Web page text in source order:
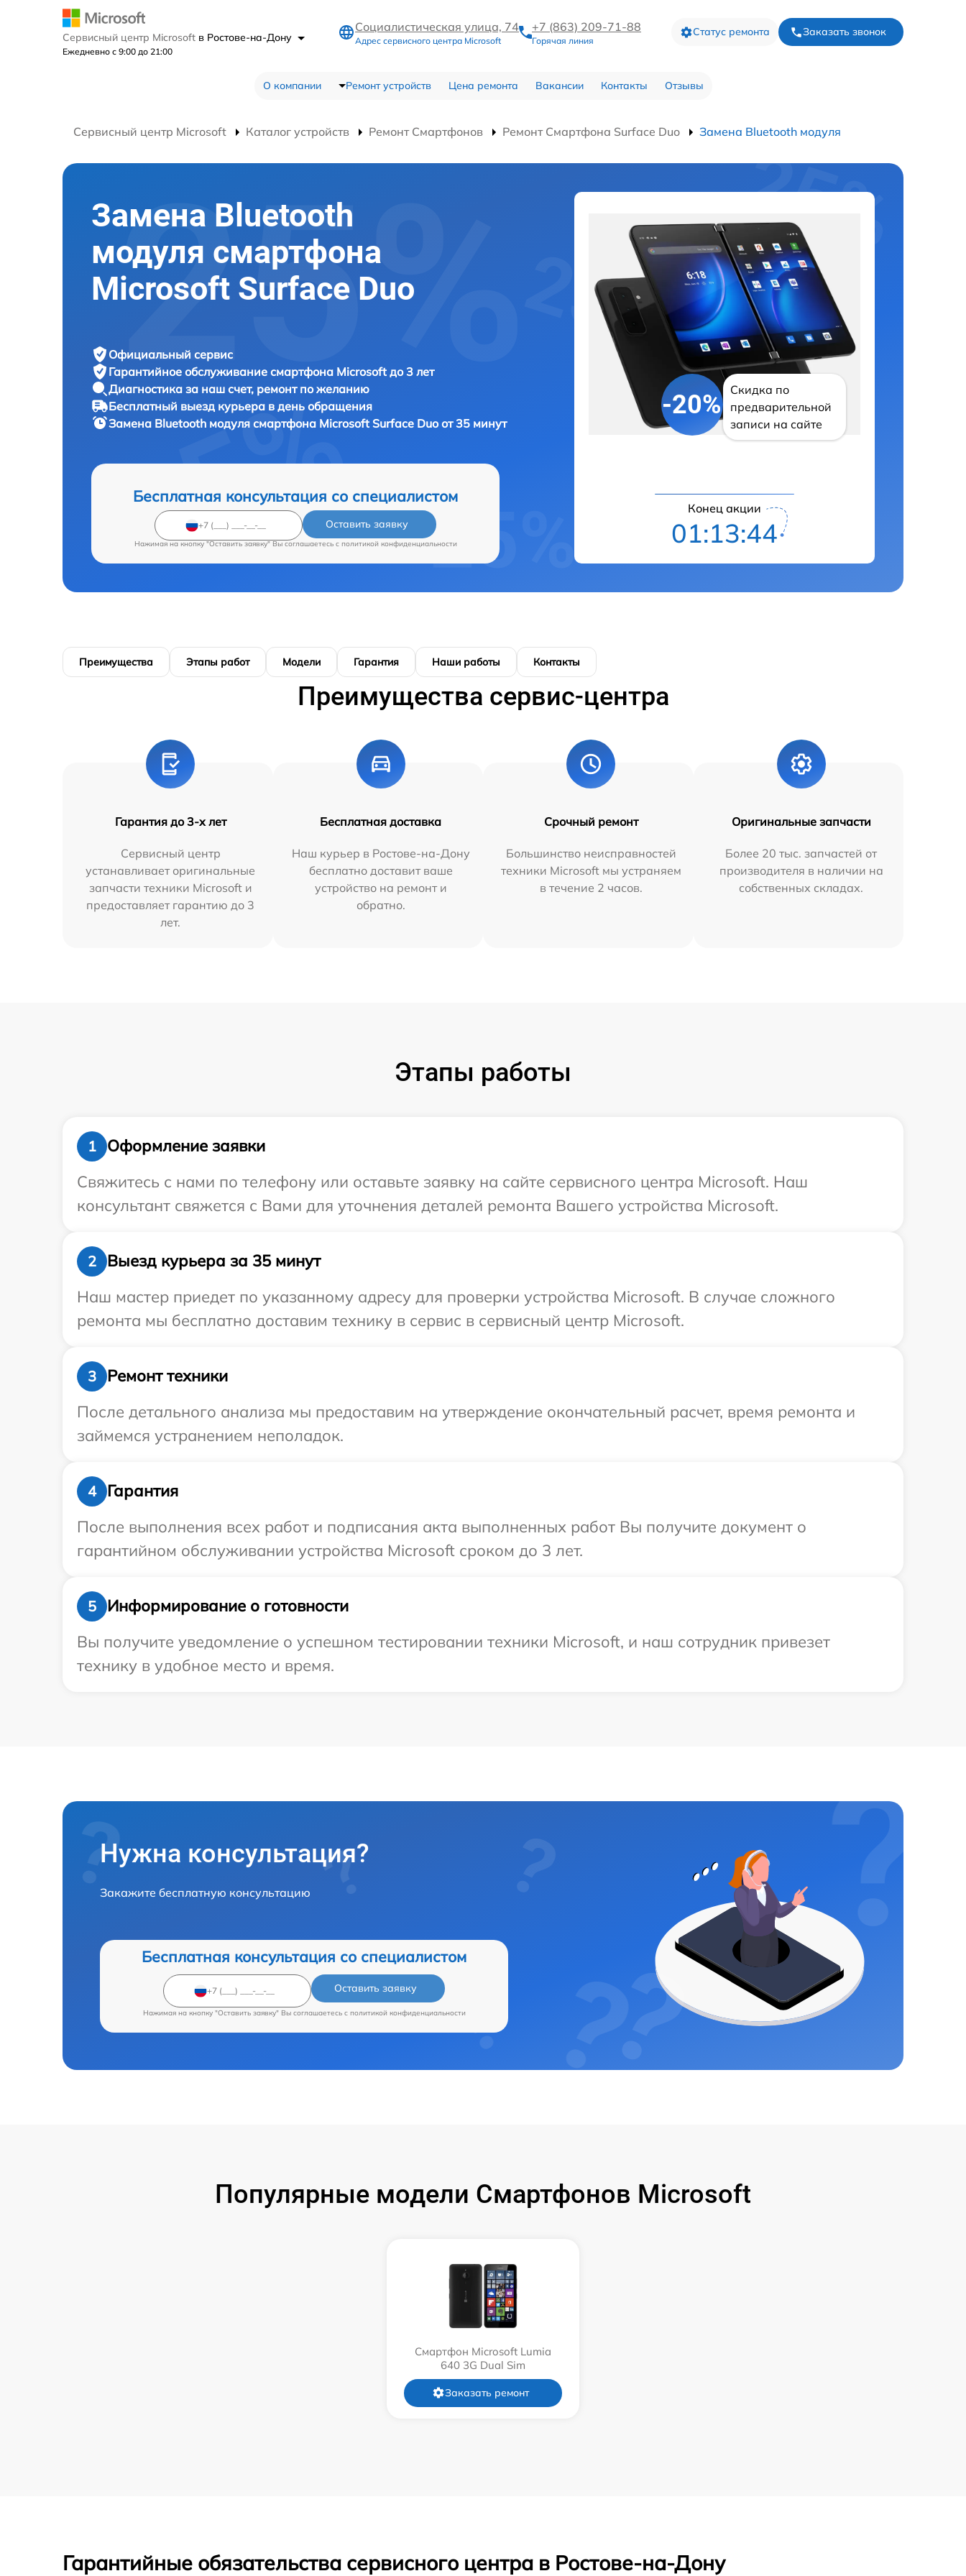
Сервисный центр Microsoft в Ростове-на-Дону
Ежедневно с 9:00 до 21:00
Социалистическая улица, 74
Адрес сервисного центра Microsoft
+7 (863) 209-71-88
Горячая линия
Статус ремонта Заказать звонок
О компании Ремонт устройств Цена ремонта Вакансии Контакты Отзывы
Сервисный центр Microsoft Каталог устройств Ремонт Смартфонов Ремонт Смартфона Surface Duo Замена Bluetooth модуля
Замена Bluetooth
модуля смартфона
Microsoft Surface Duo
Официальный сервис
Гарантийное обслуживание смартфона Microsoft до 3 лет
Диагностика за наш счет, ремонт по желанию
Бесплатный выезд курьера в день обращения
Замена Bluetooth модуля смартфона Microsoft Surface Duo от 35 минут
Бесплатная консультация со специалистом
Оставить заявку
Нажимая на кнопку "Оставить заявку" Вы соглашаетесь c политикой конфиденциальности
-20%
Скидка по
предварительной
записи на сайте
Конец акции
01:13:43
Преимущества Этапы работ Модели Гарантия Наши работы Контакты
Преимущества сервис-центра
Гарантия до 3-х лет
Сервисный центр
устанавливает оригинальные
запчасти техники Microsoft и
предоставляет гарантию до 3
лет.
Бесплатная доставка
Наш курьер в Ростове-на-Дону
бесплатно доставит ваше
устройство на ремонт и
обратно.
Срочный ремонт
Большинство неисправностей
техники Microsoft мы устраняем
в течение 2 часов.
Оригинальные запчасти
Более 20 тыс. запчастей от
производителя в наличии на
собственных складах.
Этапы работы
1
Оформление заявки
Свяжитесь с нами по телефону или оставьте заявку на сайте сервисного центра Microsoft. Наш
консультант свяжется с Вами для уточнения деталей ремонта Вашего устройства Microsoft.
2
Выезд курьера за 35 минут
Наш мастер приедет по указанному адресу для проверки устройства Microsoft. В случае сложного
ремонта мы бесплатно доставим технику в сервис в сервисный центр Microsoft.
3
Ремонт техники
После детального анализа мы предоставим на утверждение окончательный расчет, время ремонта и
займемся устранением неполадок.
4
Гарантия
После выполнения всех работ и подписания акта выполненных работ Вы получите документ о
гарантийном обслуживании устройства Microsoft сроком до 3 лет.
5
Информирование о готовности
Вы получите уведомление о успешном тестировании техники Microsoft, и наш сотрудник привезет
технику в удобное место и время.
Нужна консультация?
Закажите бесплатную консультацию
Бесплатная консультация со специалистом
Оставить заявку
Нажимая на кнопку "Оставить заявку" Вы соглашаетесь c политикой конфиденциальности
Популярные модели Смартфонов Microsoft
Смартфон Microsoft Lumia
640 3G Dual Sim
Заказать ремонт
Гарантийные обязательства сервисного центра в Ростове-на-Дону